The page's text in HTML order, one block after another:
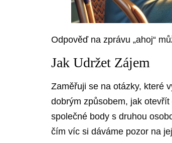
Odpověď na zprávu „ahoj“
Jak Udržet Zájem
Zaměřuji se na otázky, které
dobrým způsobem, jak
společné body s druhou
čím víc si dáváme pozor na